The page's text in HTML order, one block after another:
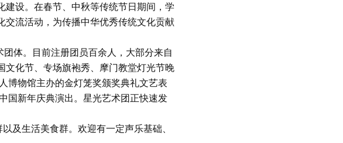
设。在春节、中秋等传统节日期间，学
交流活动，为传播中华优秀传统文化贡献
体。目前注册团员百余人，大部分来自
文化节、专场旗袍秀、摩门教堂灯光节晚
博物馆主办的金灯笼奖颁奖典礼文艺表
国新年庆典演出。星光艺术团正快速发
及生活美食群。欢迎有一定声乐基础、